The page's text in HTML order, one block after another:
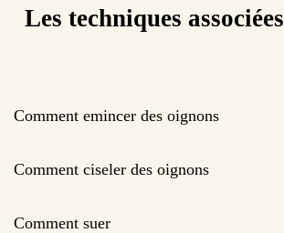
Les techniques associées
Comment emincer des oignons
Comment ciseler des oignons
Comment suer